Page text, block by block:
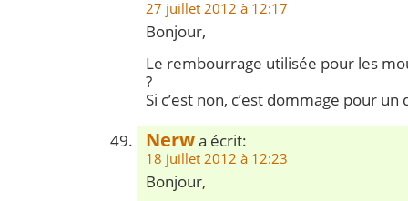
27 juillet 2012 à 12:17
Bonjour,
Le rembourrage utilisée pour les
?
Si c’est non, c’est dommage pour un
Nerwa écrit:
18 juillet 2012 à 12:23
Bonjour,